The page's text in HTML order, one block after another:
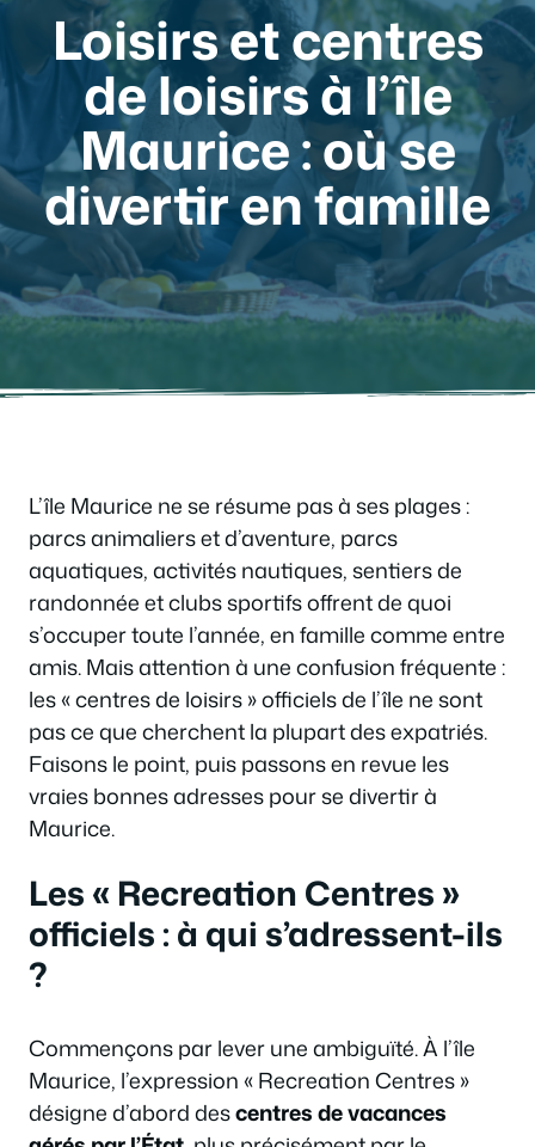
Loisirs et centres
de loisirs à l’île
Maurice : où se
divertir en famille
L’île Maurice ne se résume pas à ses plages :
parcs animaliers et d’aventure, parcs
aquatiques, activités nautiques, sentiers de
randonnée et clubs sportifs offrent de quoi
s’occuper toute l’année, en famille comme entre
amis. Mais attention à une confusion fréquente :
les « centres de loisirs » officiels de l’île ne sont
pas ce que cherchent la plupart des expatriés.
Faisons le point, puis passons en revue les
vraies bonnes adresses pour se divertir à
Maurice.
Les « Recreation Centres »
officiels : à qui s’adressent-ils
?
Commençons par lever une ambiguïté. À l’île
Maurice, l’expression « Recreation Centres »
désigne d’abord descentres de vacances